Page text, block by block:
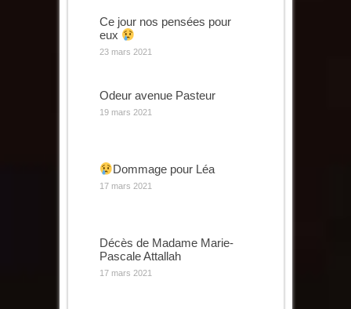
Ce jour nos pensées pour
eux
23 mars 2021
Odeur avenue Pasteur
19 mars 2021
Dommage pour Léa
17 mars 2021
Décès de Madame Marie-
Pascale Attallah
17 mars 2021